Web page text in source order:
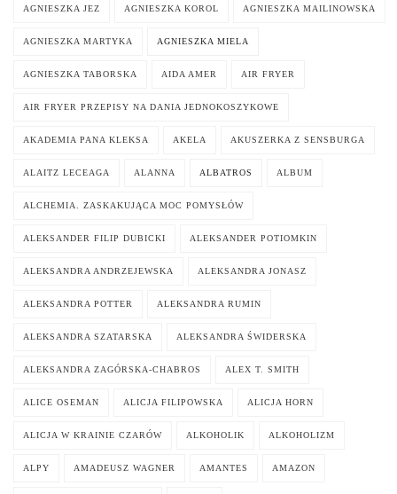
AGNIESZKA JEZ AGNIESZKA KOROL AGNIESZKA MAILINOWSKA
AGNIESZKA MARTYKA AGNIESZKA MIELA
AGNIESZKA TABORSKA AIDA AMER AIR FRYER
AIR FRYER PRZEPISY NA DANIA JEDNOKOSZYKOWE
AKADEMIA PANA KLEKSA AKELA AKUSZERKA Z SENSBURGA
ALAITZ LECEAGA ALANNA ALBATROS ALBUM
ALCHEMIA. ZASKAKUJĄCA MOC POMYSŁÓW
ALEKSANDER FILIP DUBICKI ALEKSANDER POTIOMKIN
ALEKSANDRA ANDRZEJEWSKA ALEKSANDRA JONASZ
ALEKSANDRA POTTER ALEKSANDRA RUMIN
ALEKSANDRA SZATARSKA ALEKSANDRA ŚWIDERSKA
ALEKSANDRA ZAGÓRSKA-CHABROS ALEX T. SMITH
ALICE OSEMAN ALICJA FILIPOWSKA ALICJA HORN
ALICJA W KRAINIE CZARÓW ALKOHOLIK ALKOHOLIZM
ALPY AMADEUSZ WAGNER AMANTES AMAZON